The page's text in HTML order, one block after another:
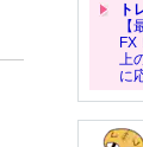
ト
FX
上
に